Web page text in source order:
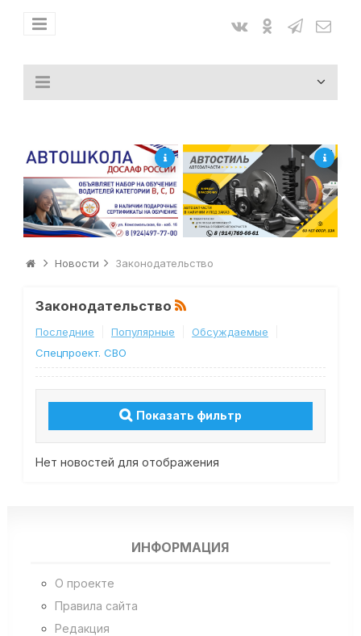
Новости Законодательство
Законодательство
Последние Популярные
Обсуждаемые
Спецпроект. СВО
Показать фильтр
Нет новостей для отображения
ИНФОРМАЦИЯ
О проекте
Правила сайта
Редакция